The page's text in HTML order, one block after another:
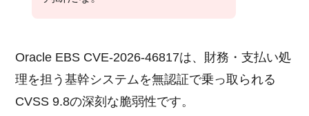
Oracle EBS CVE-2026-46817は、財務・支払い処
理を担う基幹システムを無認証で乗っ取られる
CVSS 9.8の深刻な脆弱性です。